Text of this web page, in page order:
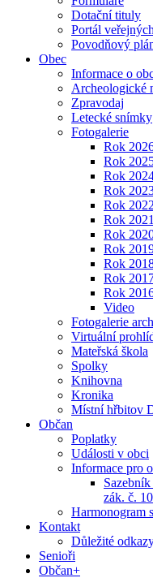
Dotační tituly
Portál
Povodňový
Obec
Informace o
Archeologické
Zpravodaj
Letecké snímky
Fotogalerie
Rok
Rok
Rok
Rok
Rok 2022
Rok 2021
Rok
Rok
Rok
Rok
Rok
Video
Fotogalerie
Virtuální
Mateřská škola
Spolky
Knihovna
Kronika
Místní hřbitov
Občan
Poplatky
Události v obci
Informace pro
zák. č.
Harmonogram
Kontakt
Důležité
Senioři
Občan+